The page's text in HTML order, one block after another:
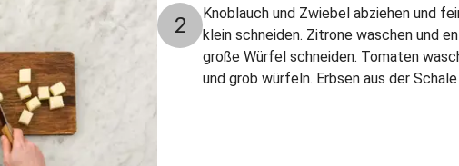
2
Knoblauch und Zwiebel abziehen und
klein schneiden. Zitrone waschen und
große Würfel schneiden. Tomaten
und grob würfeln. Erbsen aus der